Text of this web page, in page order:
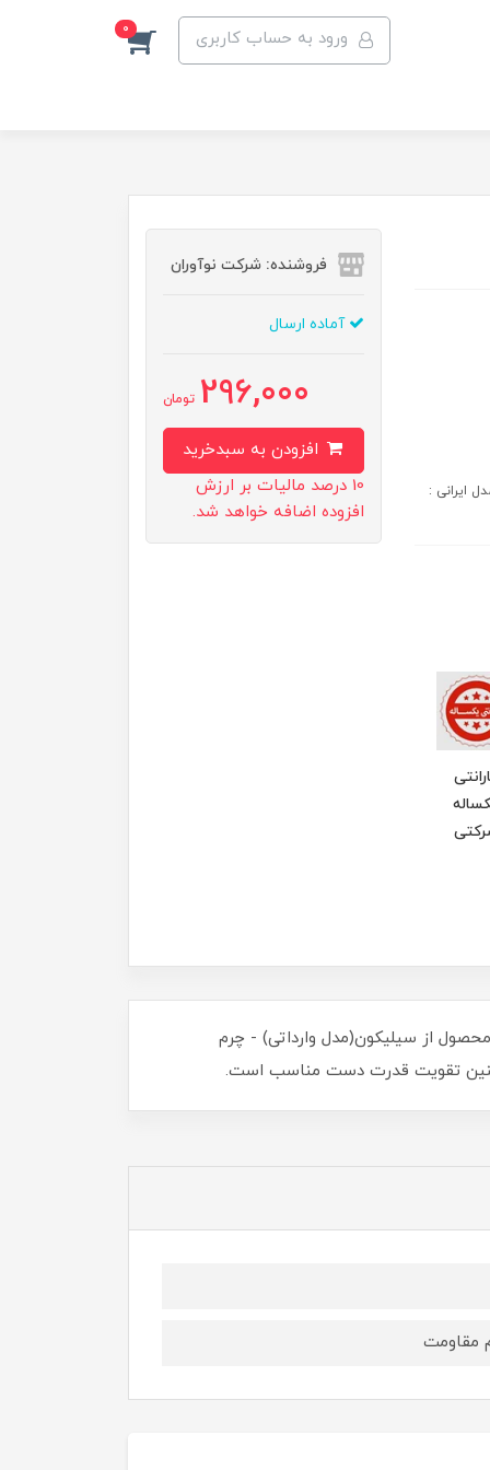
ورود به حساب کاربری 0
و دارای 3 سطح م... مدل ایرانی :
فروشنده: شرکت نوآوران
آماده ارسال
296,000 تومان
10 درصد مالیات بر ارزش
افزوده اضافه خواهد شد.
از سیلیکون(مدل وارداتی) - چرم
همچنین تقویت قدرت دست مناسب است.
مقاومت